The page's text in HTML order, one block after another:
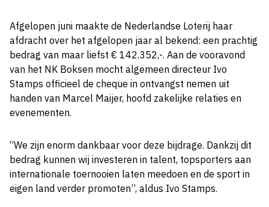
Afgelopen juni maakte de Nederlandse Loterij haar
afdracht over het afgelopen jaar al bekend: een prachtig
bedrag van maar liefst € 142.352,-. Aan de vooravond
van het NK Boksen mocht algemeen directeur Ivo
Stamps officieel de cheque in ontvangst nemen uit
handen van Marcel Maijer, hoofd zakelijke relaties en
evenementen.
“We zijn enorm dankbaar voor deze bijdrage. Dankzij dit
bedrag kunnen wij investeren in talent, topsporters aan
internationale toernooien laten meedoen en de sport in
eigen land verder promoten”, aldus Ivo Stamps.